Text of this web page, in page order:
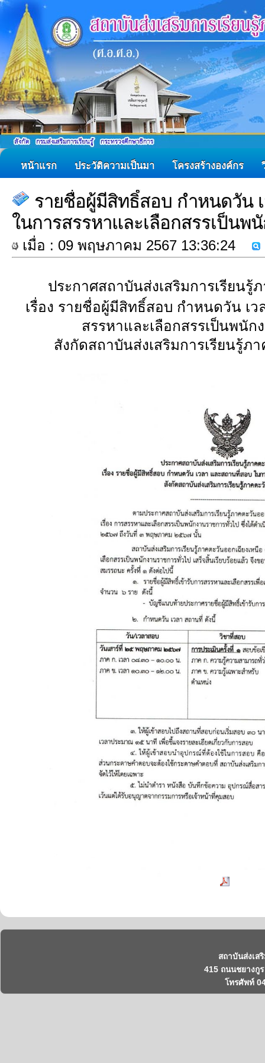
หน้าแรก ประวัติความเป็นมา โครงสร้างองค์กร
รายชื่อผู้มีสิทธิ์สอบ กำหนดวัน
ในการสรรหาและเลือกสรรเป็นพ
เมื่อ : 09 พฤษภาคม 2567 13:36:24
ประกาศสถาบันส่งเสริมการเรียนรู้
เรื่อง รายชื่อผู้มีสิทธิ์สอบ กำหนดวัน เ
สรรหาและเลือกสรรเป็นพนัก
สังกัดสถาบันส่งเสริมการเรียนรู้ภ
สถาบันส่งเส
415 ถนนชยางกู
โทรศัพท์